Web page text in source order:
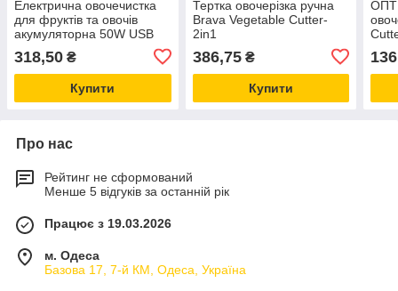
Електрична овочечистка
для фруктів та овочів
акумуляторна 50W USB
подрібнювач
318,50 ₴
Купити
Тертка овочерізка ручна
Brava Vegetable Cutter-
2in1
386,75₴
Купити
ОПТ
Про нас
Рейтинг не сформований
Менше 5 відгуків за останній рік
Працює з 19.03.2026
м. Одеса
Базова 17, 7-й КМ, Одеса, Україна